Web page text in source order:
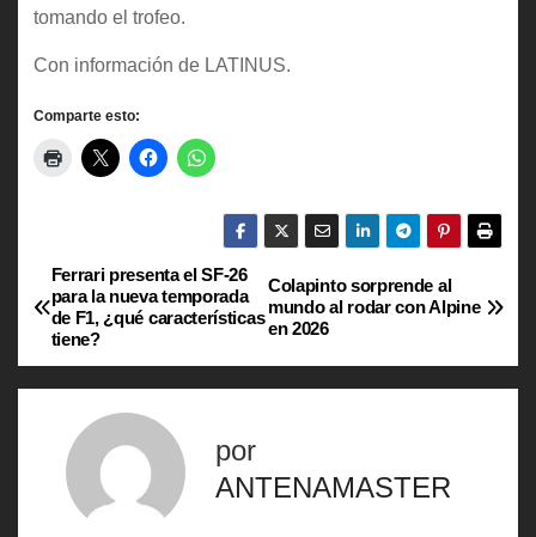
tomando el trofeo.
Con información de LATINUS.
Comparte esto:
N
a
v
Colapinto sorprende al
mundo al rodar con Alpine
en 2026
Ferrari presenta el SF-26
para la nueva temporada
de F1, ¿qué características
tiene?
por
ANTENAMASTER